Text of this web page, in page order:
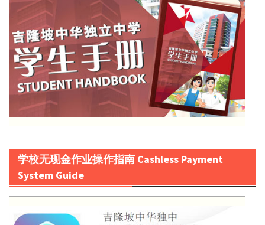
学校无现金作业操作指南 Cashless Payment
System Guide